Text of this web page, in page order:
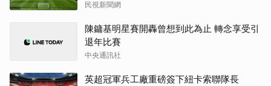
民視新聞網
陳鏞基明星賽開轟曾想到此為止 轉念享受引
退年比賽
中央通訊社
英超冠軍兵工廠重磅簽下紐卡索聯隊長